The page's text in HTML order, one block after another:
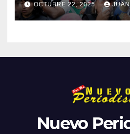
OCTUBRE 22, 2025
Nuevo